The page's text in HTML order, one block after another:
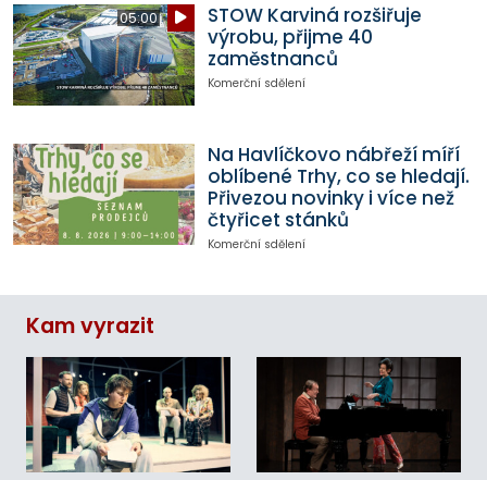
05:00
STOW Karviná rozšiřuje
výrobu, přijme 40
zaměstnanců
Komerční sdělení
Na Havlíčkovo nábřeží míří
oblíbené Trhy, co se hledají.
Přivezou novinky i více než
čtyřicet stánků
Komerční sdělení
Kam vyrazit